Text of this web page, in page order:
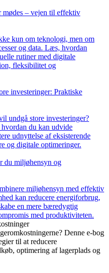
mødes – vejen til effektiv
kun om teknologi, men om
og data. Læs, hvordan
rutiner med digitale
fleksibilitet og
investeringer: Praktiske
undgå store investeringer?
du kan udvide
udnyttelse af eksisterende
og digitale optimeringer.
du miljøhensyn og
miljøhensyn med effektiv
kan reducere energiforbrug,
en mere bæredygtig
med produktiviteten.
Denne e-bog
til at reducere
optimering af lagerplads og